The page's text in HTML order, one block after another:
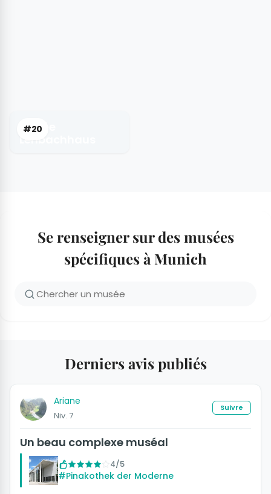
#20
Musée
Se renseigner sur des musées
spécifiques à Munich
Derniers avis publiés
Ariane
Niv. 7
Suivre
Un beau complexe muséal
4/5
#Pinakothek der Moderne